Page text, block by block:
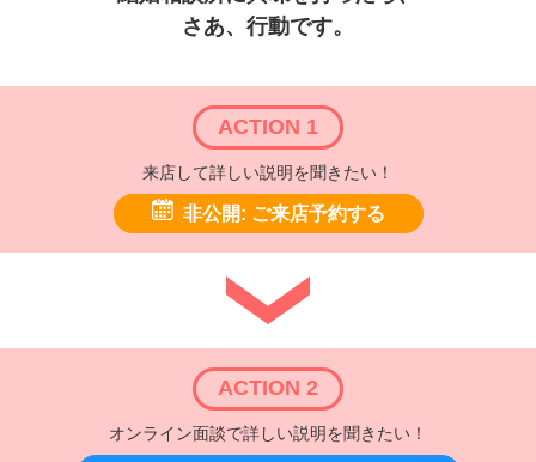
さあ、行動です。
ACTION 1
来店して詳しい説明を聞きたい！
非公開: ご来店予約する
ACTION 2
オンライン面談で詳しい説明を聞きたい！